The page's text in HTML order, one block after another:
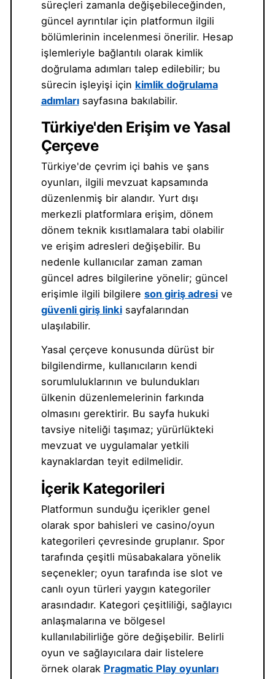
süreçleri zamanla değişebileceğinden,
güncel ayrıntılar için platformun ilgili
bölümlerinin incelenmesi önerilir. Hesap
işlemleriyle bağlantılı olarak kimlik
doğrulama adımları talep edilebilir; bu
sürecin işleyişi için kimlik doğrulama
adımlarısayfasına bakılabilir.
Türkiye'den Erişim ve Yasal
Çerçeve
Türkiye'de çevrim içi bahis ve şans
oyunları, ilgili mevzuat kapsamında
düzenlenmiş bir alandır. Yurt dışı
merkezli platformlara erişim, dönem
dönem teknik kısıtlamalara tabi olabilir
ve erişim adresleri değişebilir. Bu
nedenle kullanıcılar zaman zaman
güncel adres bilgilerine yönelir; güncel
erişimle ilgili bilgilere son giriş adresive
güvenli giriş linkisayfalarından
ulaşılabilir.
Yasal çerçeve konusunda dürüst bir
bilgilendirme, kullanıcıların kendi
sorumluluklarının ve bulundukları
ülkenin düzenlemelerinin farkında
olmasını gerektirir. Bu sayfa hukuki
tavsiye niteliği taşımaz; yürürlükteki
mevzuat ve uygulamalar yetkili
kaynaklardan teyit edilmelidir.
İçerik Kategorileri
Platformun sunduğu içerikler genel
olarak spor bahisleri ve casino/oyun
kategorileri çevresinde gruplanır. Spor
tarafında çeşitli müsabakalara yönelik
seçenekler; oyun tarafında ise slot ve
canlı oyun türleri yaygın kategoriler
arasındadır. Kategori çeşitliliği, sağlayıcı
anlaşmalarına ve bölgesel
kullanılabilirliğe göre değişebilir. Belirli
oyun ve sağlayıcılara dair listelere
örnek olarak Pragmatic Play oyunları